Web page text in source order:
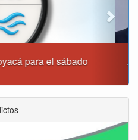
de Boyacá firmaron